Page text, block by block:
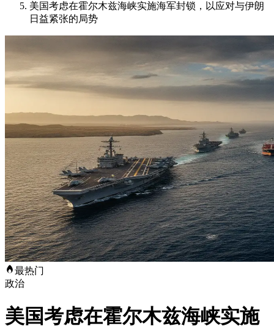
美国考虑在霍尔木兹海峡实施海军封锁，以应对与伊朗
日益紧张的局势
最热门
政治
美国考虑在霍尔木兹海峡实施